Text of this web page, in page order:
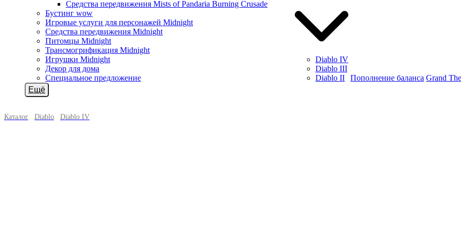
Средства передвижения Mists of Pandaria Burning Crusade
Бустинг wow
Игровые услуги для персонажей Midnight
Средства передвижения Midnight
Питомцы Midnight
Трансмогрификация Midnight
Игрушки Midnight
Декор для дома
Специальное предложение
Diablo IV
Diablo III
Diablo II
Пополнение баланса Grand
Ещё
Каталог Diablo Diablo IV